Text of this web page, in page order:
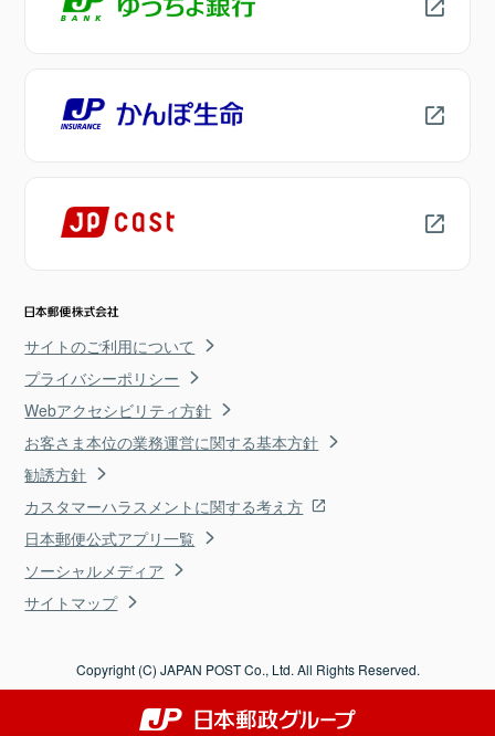
サイトのご利用について
プライバシーポリシー
Webアクセシビリティ方針
お客さま本位の業務運営に関する基本方針
勧誘方針
カスタマーハラスメントに関する考え方
日本郵便公式アプリ一覧
ソーシャルメディア
サイトマップ
Copyright (C) JAPAN POST Co., Ltd. All Rights Reserved.